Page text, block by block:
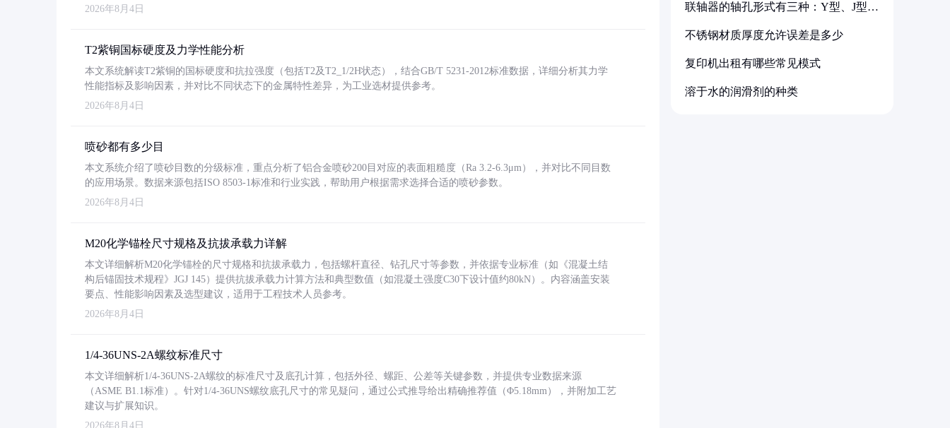
2026年8月4日
T2紫铜国标硬度及力学性能分析
本文系统解读T2紫铜的国标硬度和抗拉强度（包括T2及T2_1/2H状态），结合GB/T 5231-2012标准数据，详细分析其力学
性能指标及影响因素，并对比不同状态下的金属特性差异，为工业选材提供参考。
2026年8月4日
喷砂都有多少目
本文系统介绍了喷砂目数的分级标准，重点分析了铝合金喷砂200目对应的表面粗糙度（Ra 3.2-6.3μm），并对比不同目数
的应用场景。数据来源包括ISO 8503-1标准和行业实践，帮助用户根据需求选择合适的喷砂参数。
2026年8月4日
M20化学锚栓尺寸规格及抗拔承载力详解
本文详细解析M20化学锚栓的尺寸规格和抗拔承载力，包括螺杆直径、钻孔尺寸等参数，并依据专业标准（如《混凝土结
构后锚固技术规程》JGJ 145）提供抗拔承载力计算方法和典型数值（如混凝土强度C30下设计值约80kN）。内容涵盖安装
要点、性能影响因素及选型建议，适用于工程技术人员参考。
2026年8月4日
1/4-36UNS-2A螺纹标准尺寸
本文详细解析1/4-36UNS-2A螺纹的标准尺寸及底孔计算，包括外径、螺距、公差等关键参数，并提供专业数据来源
（ASME B1.1标准）。针对1/4-36UNS螺纹底孔尺寸的常见疑问，通过公式推导给出精确推荐值（Φ5.18mm），并附加工艺
建议与扩展知识。
2026年8月4日
联轴器的轴孔形式有三种：Y型、J型、
不锈钢材质厚度允许误差是多少
复印机出租有哪些常见模式
溶于水的润滑剂的种类